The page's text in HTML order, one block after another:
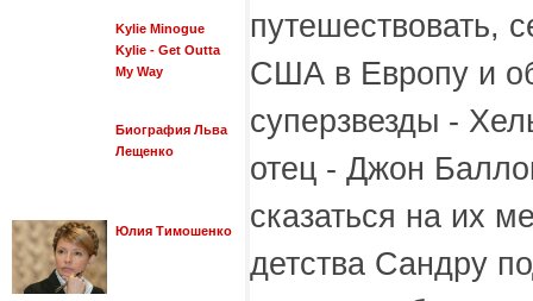
Kylie Minogue
Kylie - Get Outta
My Way
Биография Льва
Лещенко
Юлия Тимошенко
путешествовать,
США в Европу и
суперзвезды -
отец - Джон
сказаться на их
детства Сандру